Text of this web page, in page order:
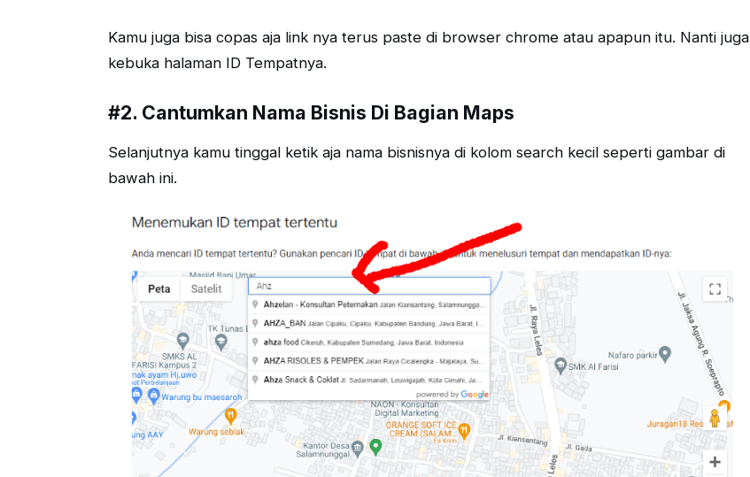
Kamu juga bisa copas aja link nya terus paste di browser chrome atau apapun itu. Nanti juga
kebuka halaman ID Tempatnya.
#2. Cantumkan Nama Bisnis Di Bagian Maps
Selanjutnya kamu tinggal ketik aja nama bisnisnya di kolom search kecil seperti gambar di
bawah ini.